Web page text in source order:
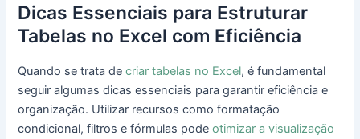
Dicas Essenciais para Estruturar
Tabelas no Excel com Eficiência
Quando se trata decriar tabelas no Excel, é fundamental
seguir algumas dicas essenciais para garantir eficiência e
organização. Utilizar recursos como formatação
condicional, filtros e fórmulas podeotimizar a visualização